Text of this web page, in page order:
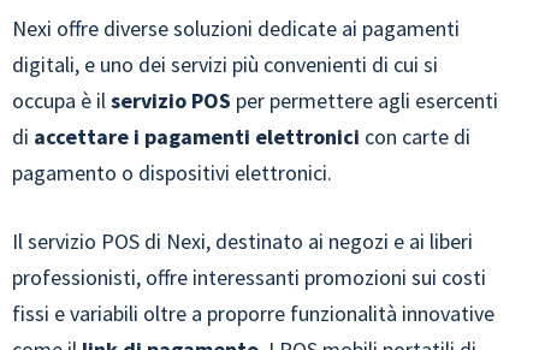
Nexi offre diverse soluzioni dedicate ai pagamenti
digitali, e uno dei servizi più convenienti di cui si
occupa è ilservizio POS per permettere agli esercenti
di accettare i pagamenti elettronici con carte di
pagamento o dispositivi elettronici.
Il servizio POS di Nexi, destinato ai negozi e ai liberi
professionisti, offre interessanti promozioni sui costi
fissi e variabili oltre a proporre funzionalità innovative